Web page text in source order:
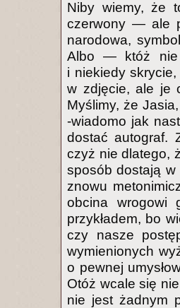
Niby wiemy, że
czerwony — ale
narodowa,
Albo — któż nie
i niekiedy
w zdjęcie, ale je
Myślimy, że
-wiadomo jak
dostać autograf.
czyż nie dlatego,
sposób dostają w
znowu
obcina wrogowi
przykładem, bo
czy nasze
wymienionych
o pewnej
Otóż wcale się
nie jest żadnym